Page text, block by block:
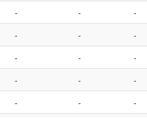
- -
-
- -
-
- -
-
- -
-
- -
-